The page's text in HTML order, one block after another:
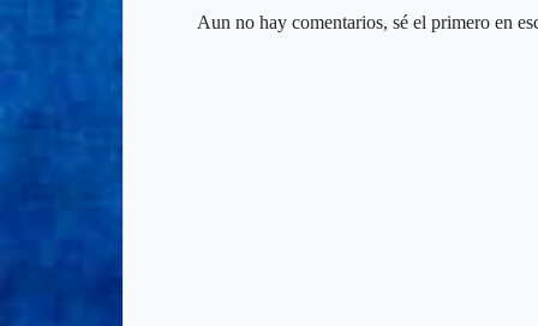
Aun no hay comentarios, sé el primero en